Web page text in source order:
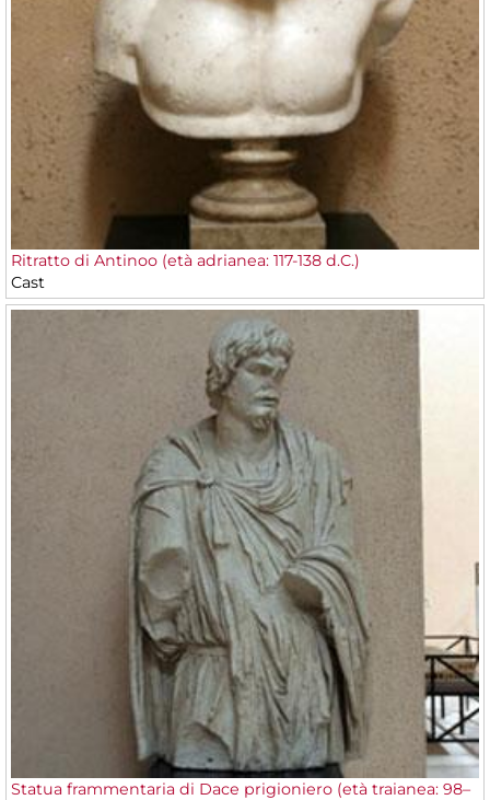
Ritratto di Antinoo (età adrianea: 117-138 d.C.)
Cast
Statua frammentaria di Dace prigioniero (età traianea: 98–